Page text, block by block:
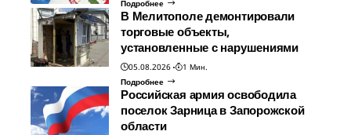
Подробнее
В Мелитополе демонтировали
торговые объекты,
установленные с нарушениями
05.08.2026
1 Мин.
Подробнее
Российская армия освободила
поселок Зарница в Запорожской
области